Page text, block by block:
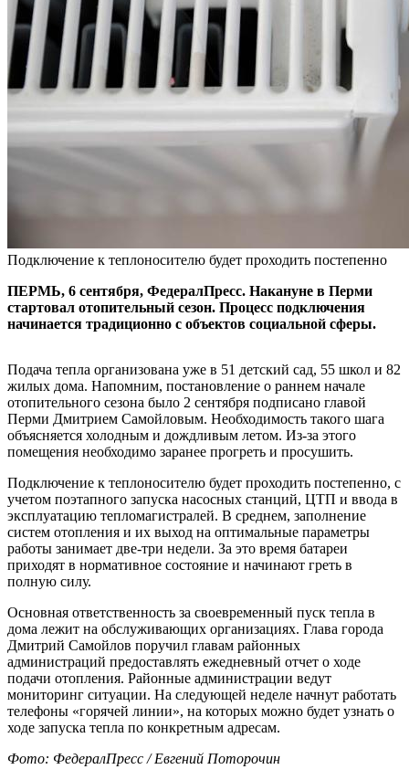
Подключение к теплоносителю будет проходить постепенно
ПЕРМЬ, 6 сентября, ФедералПресс. Накануне в Перми
стартовал отопительный сезон. Процесс подключения
начинается традиционно с объектов социальной сферы.
Подача тепла организована уже в 51 детский сад, 55 школ и 82
жилых дома. Напомним, постановление о раннем начале
отопительного сезона было 2 сентября подписано главой
Перми Дмитрием Самойловым. Необходимость такого шага
объясняется холодным и дождливым летом. Из-за этого
помещения необходимо заранее прогреть и просушить.
Подключение к теплоносителю будет проходить постепенно, с
учетом поэтапного запуска насосных станций, ЦТП и ввода в
эксплуатацию тепломагистралей. В среднем, заполнение
систем отопления и их выход на оптимальные параметры
работы занимает две-три недели. За это время батареи
приходят в нормативное состояние и начинают греть в
полную силу.
Основная ответственность за своевременный пуск тепла в
дома лежит на обслуживающих организациях. Глава города
Дмитрий Самойлов поручил главам районных
администраций предоставлять ежедневный отчет о ходе
подачи отопления. Районные администрации ведут
мониторинг ситуации. На следующей неделе начнут работать
телефоны «горячей линии», на которых можно будет узнать о
ходе запуска тепла по конкретным адресам.
Фото: ФедералПресс / Евгений Поторочин